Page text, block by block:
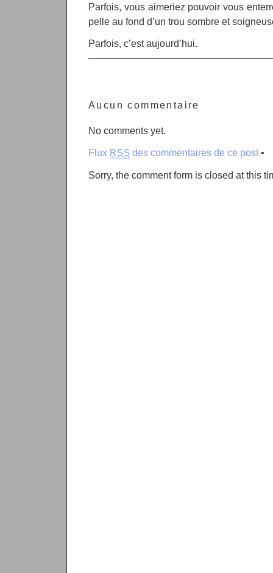
Parfois, vous aimeriez pouvoir vous
pelle au fond d’un trou sombre et
Parfois, c’est aujourd’hui.
Aucun commentaire
No comments yet.
Flux RSS des commentaires de ce post•
Sorry, the comment form is closed at this